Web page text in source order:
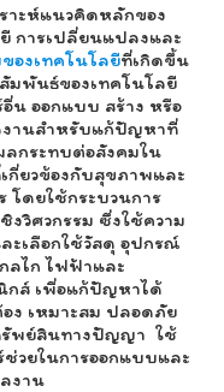
าะห์แนวคิดหลักของ
การเปลี่ยนแปลงและ
องเทคโนโลยีที่เกิดขึ้น
มพันธ์ของเทคโนโลยี
น ออกแบบ สร้าง หรือ
านสำหรับแก้ปัญหาที่
ลกระทบต่อสังคมใน
กี่ยวข้องกับสุขภาพและ
โดยใช้กระบวนการ
งวิศวกรรม ซึ่งใช้ความ
ะเลือกใช้วัสดุ อุปกรณ์
ลไก ไฟฟ้าและ
กส์ เพื่อแก้ปัญหาได้
ง เหมาะสม ปลอดภัย
รัพย์สินทางปัญญา ใช้
วยในการออกแบบและ
งาน